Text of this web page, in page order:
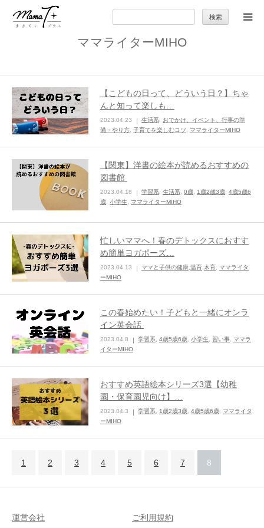
索:
ママライターMIHO
【こどもの日って、どういう日？】ちゃ
んと知って楽しも…
2023.04.23 生活系
おでかけ、イベント、行事の準
備・やり方 子育てを楽しむコツ ママライターMIHO
【関東】洋書の絵本が読めるおすすめの
図書館
2023.04.18 学習系 生活系 0歳 1歳2歳3歳 4歳5歳6
歳 小学生 ママライターMIHO
忙しいママへ！春のデトックスにおすす
め簡単ヨガポーズ…
2023.04.13 ママと子供の健康,温育,木育 ママライタ
ーMIHO
この春始めたい！子どもと一緒にオンラ
イン英会話
2023.04.8 学習系 4歳5歳6歳 小学生 習い事 ママラ
イターMIHO
おすすめ英語絵本シリーズ3選【幼稚
園・保育園児向け】…
2023.04.3 学習系 1歳2歳3歳 4歳5歳6歳 ママライタ
ーMIHO
1 2 3 4 5 6 7 8
運営会社 ご利用規約
セカンドキャリア
子育て
特集